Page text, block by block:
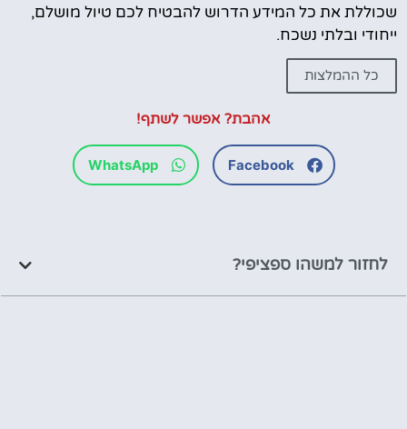
שכוללת את כל המידע הדרוש להבטיח לכם טיול מושלם,
ייחודי ובלתי נשכח.
כל ההמלצות
אהבת? אפשר לשתף!
Facebook
WhatsApp
לחזור למשהו ספציפי?